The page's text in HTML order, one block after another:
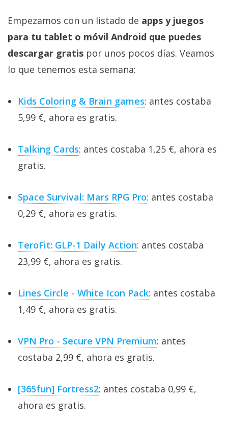
Empezamos con un listado de apps y juegos
para tu tablet o móvil Android que puedes
descargar gratis por unos pocos días. Veamos
lo que tenemos esta semana:
Kids Coloring & Brain games: antes costaba
5,99 €, ahora es gratis.
Talking Cards: antes costaba 1,25 €, ahora es
gratis.
Space Survival: Mars RPG Pro: antes costaba
0,29 €, ahora es gratis.
TeroFit: GLP-1 Daily Action: antes costaba
23,99 €, ahora es gratis.
Lines Circle - White Icon Pack: antes costaba
1,49 €, ahora es gratis.
VPN Pro - Secure VPN Premium: antes
costaba 2,99 €, ahora es gratis.
[365fun] Fortress2: antes costaba 0,99 €,
ahora es gratis.